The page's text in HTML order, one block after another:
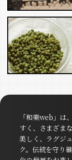
「和樂web」は
すく、さまざま
美しく、ラグジ
ク。伝統を守り